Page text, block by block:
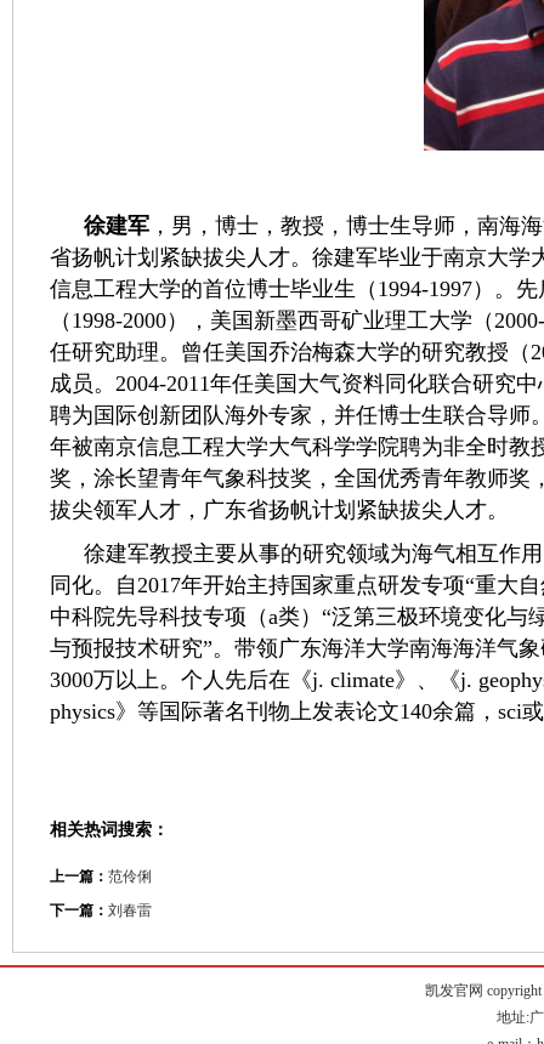
徐建军 ，男，博士，教授，博士生导师，南海
省扬帆计划紧缺拔尖人才。徐建军毕业于南京大学
信息工程大学的首位博士毕业生（1994-1997）。
（1998-2000），美国新墨西哥矿业理工大学（
任研究助理。曾任美国乔治梅森大学的研究教授（
成员。2004-2011年任美国大气资料同化联合研究
聘为国际创新团队海外专家，并任博士生联合导师
年被南京信息工程大学大气科学学院聘为非全时
奖，涂长望青年气象科技奖，全国优秀青年教师
拔尖领军人才，广东省扬帆计划紧缺拔尖人才。
徐建军教授主要从事的研究领域为海气相互作
同化。自2017年开始主持国家重点研发专项“重大
中科院先导科技专项（a类）“泛第三极环境变化
与预报技术研究”。带领广东海洋大学南海海洋气
3000万以上。个人先后在《j. climate》、《j.
physics》等国际著名刊物上发表论文140余篇，sci
相关热词搜索：
上一篇： 范伶俐
下一篇： 刘春雷
凯发官网 copyright
地址: